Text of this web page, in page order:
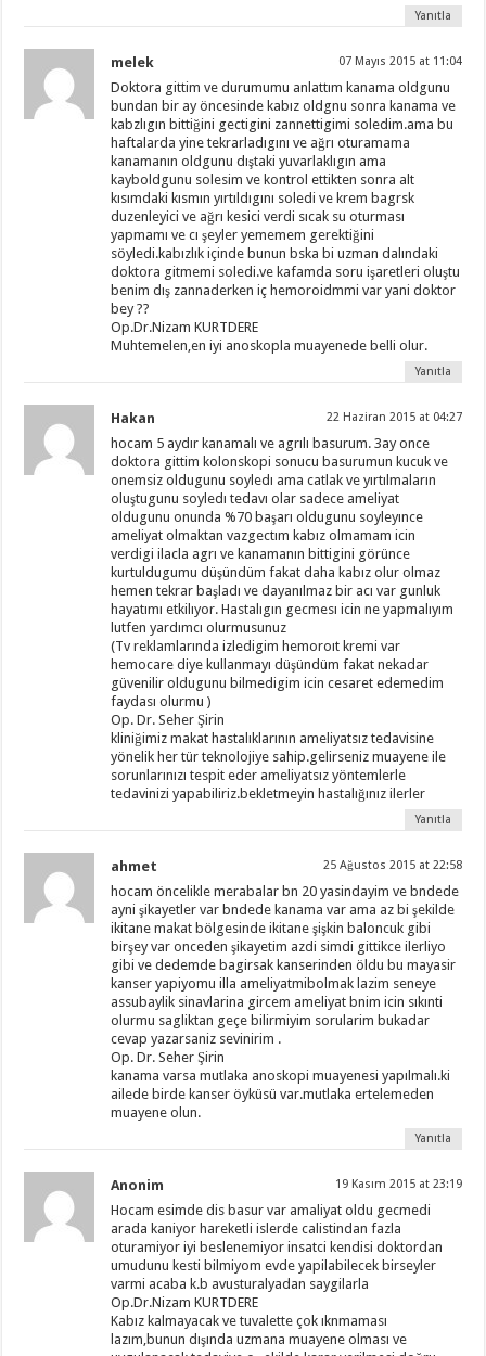
Yanıtla
melek 07 Mayıs 2015 at 11:04
Doktora gittim ve durumumu anlattım kanama oldgunu
bundan bir ay öncesinde kabız oldgnu sonra kanama ve
kabzlıgın bittiğini gectigini zannettigimi soledim.ama bu
haftalarda yine tekrarladıgını ve ağrı oturamama
kanamanın oldgunu dıştaki yuvarlaklıgın ama
kayboldgunu solesim ve kontrol ettikten sonra alt
kısımdaki kısmın yırtıldıgını soledi ve krem bagrsk
duzenleyici ve ağrı kesici verdi sıcak su oturması
yapmamı ve cı şeyler yememem gerektiğini
söyledi.kabızlık içinde bunun bska bi uzman dalındaki
doktora gitmemi soledi.ve kafamda soru işaretleri oluştu
benim dış zannaderken iç hemoroidmmi var yani doktor
bey ??
Op.Dr.Nizam KURTDERE
Muhtemelen,en iyi anoskopla muayenede belli olur.
Yanıtla
Hakan 22 Haziran 2015 at 04:27
hocam 5 aydır kanamalı ve agrılı basurum. 3ay once
doktora gittim kolonskopi sonucu basurumun kucuk ve
onemsiz oldugunu soyledı ama catlak ve yırtılmaların
oluştugunu soyledı tedavı olar sadece ameliyat
oldugunu onunda %70 başarı oldugunu soyleyınce
ameliyat olmaktan vazgectım kabız olmamam icin
verdigi ilacla agrı ve kanamanın bittigini görünce
kurtuldugumu düşündüm fakat daha kabız olur olmaz
hemen tekrar başladı ve dayanılmaz bir acı var gunluk
hayatımı etkilıyor. Hastalıgın gecmesı icin ne yapmalıyım
lutfen yardımcı olurmusunuz
(Tv reklamlarında izledigim hemoroıt kremi var
hemocare diye kullanmayı düşündüm fakat nekadar
güvenilir oldugunu bilmedigim icin cesaret edemedim
faydası olurmu )
Op. Dr. Seher Şirin
kliniğimiz makat hastalıklarının ameliyatsız tedavisine
yönelik her tür teknolojiye sahip.gelirseniz muayene ile
sorunlarınızı tespit eder ameliyatsız yöntemlerle
tedavinizi yapabiliriz.bekletmeyin hastalığınız ilerler
Yanıtla
ahmet 25 Ağustos 2015 at 22:58
hocam öncelikle merabalar bn 20 yasindayim ve bndede
ayni şikayetler var bndede kanama var ama az bi şekilde
ikitane makat bölgesinde ikitane şişkin baloncuk gibi
birşey var onceden şikayetim azdi simdi gittikce ilerliyo
gibi ve dedemde bagirsak kanserinden öldu bu mayasir
kanser yapiyomu illa ameliyatmibolmak lazim seneye
assubaylik sinavlarina gircem ameliyat bnim icin sıkınti
olurmu sagliktan geçe bilirmiyim sorularim bukadar
cevap yazarsaniz sevinirim .
Op. Dr. Seher Şirin
kanama varsa mutlaka anoskopi muayenesi yapılmalı.ki
ailede birde kanser öyküsü var.mutlaka ertelemeden
muayene olun.
Yanıtla
Anonim 19 Kasım 2015 at 23:19
Hocam esimde dis basur var amaliyat oldu gecmedi
arada kaniyor hareketli islerde calistindan fazla
oturamiyor iyi beslenemiyor insatci kendisi doktordan
umudunu kesti bilmiyom evde yapilabilecek birseyler
varmi acaba k.b avusturalyadan saygilarla
Op.Dr.Nizam KURTDERE
Kabız kalmayacak ve tuvalette çok ıknmaması
lazım,bunun dışında uzmana muayene olması ve